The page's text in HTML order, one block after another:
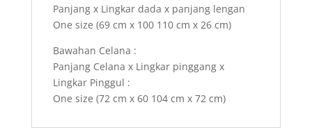
Panjang x Lingkar dada x panjang lengan
One size (69 cm x 100 110 cm x 26 cm)
Bawahan Celana :
Panjang Celana x Lingkar pinggang x
Lingkar Pinggul :
One size (72 cm x 60 104 cm x 72 cm)